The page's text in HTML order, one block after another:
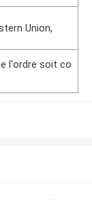
Union,
l'ordre soit co